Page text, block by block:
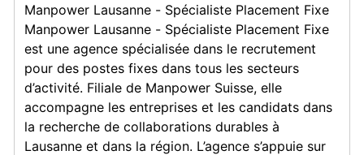
Manpower Lausanne - Spécialiste Placement Fixe
Manpower Lausanne - Spécialiste Placement Fixe
est une agence spécialisée dans le recrutement
pour des postes fixes dans tous les secteurs
d’activité. Filiale de Manpower Suisse, elle
accompagne les entreprises et les candidats dans
la recherche de collaborations durables à
Lausanne et dans la région. L’agence s’appuie sur